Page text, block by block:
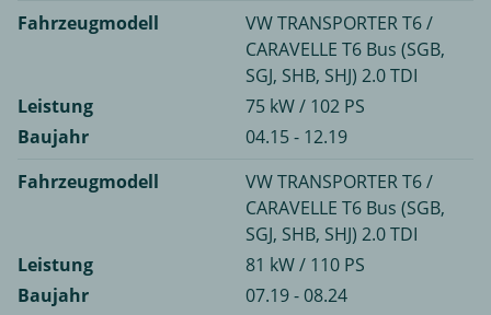
Fahrzeugmodell
VW TRANSPORTER T6 /
CARAVELLE T6 Bus (SGB,
SGJ, SHB, SHJ) 2.0 TDI
Leistung
75 kW / 102 PS
Baujahr
04.15 - 12.19
Fahrzeugmodell
VW TRANSPORTER T6 /
CARAVELLE T6 Bus (SGB,
SGJ, SHB, SHJ) 2.0 TDI
Leistung
81 kW / 110 PS
Baujahr
07.19 - 08.24